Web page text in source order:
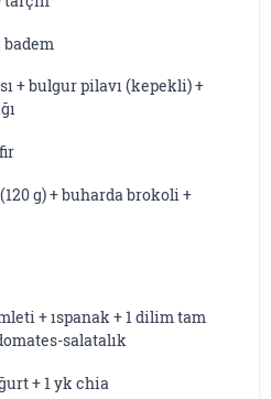
badem
+ bulgur pilavı (kepekli) +
g) + buharda brokoli +
+ ıspanak + 1 dilim tam
salatalık
+ 1 yk chia